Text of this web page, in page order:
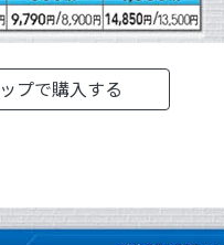
プで購入する